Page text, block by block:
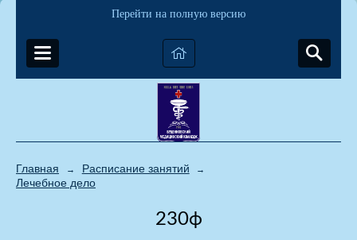
Перейти на полную версию
Главная → Расписание занятий →
Лечебное дело
230ф